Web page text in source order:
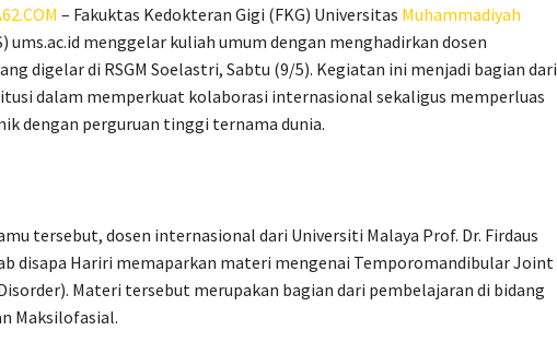
– Fakuktas Kedokteran Gigi (FKG) Universitas Muhammadiyah
ums.ac.id menggelar kuliah umum dengan menghadirkan dosen
digelar di RSGM Soelastri, Sabtu (9/5). Kegiatan ini menjadi bagian dari
dalam memperkuat kolaborasi internasional sekaligus memperluas
dengan perguruan tinggi ternama dunia.
tersebut, dosen internasional dari Universiti Malaya Prof. Dr. Firdaus
disapa Hariri memaparkan materi mengenai Temporomandibular Joint
Materi tersebut merupakan bagian dari pembelajaran di bidang
Maksilofasial.